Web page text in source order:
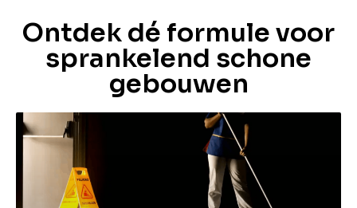
Ontdek dé formule voor
sprankelend schone
gebouwen